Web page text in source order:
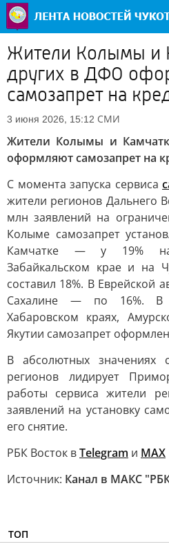
Жители Колымы и
других в ДФО
самозапрет на
3 июня 2026, 15:12 СМИ
Жители Колымы и
оформляют самозапрет на
С момента запуска сервиса
жители регионов Дальнего
млн заявлений на
Колыме самозапрет
Камчатке — у 19%
Забайкальском крае и на
составил 18%. В Еврейской
Сахалине — по 16%. В
Хабаровском краях,
Якутии самозапрет
В абсолютных значениях
регионов лидирует
работы сервиса жители
заявлений на установку
его снятие.
РБК Восток вTelegram и MAX
Источник: Канал в МАКС
ТОП